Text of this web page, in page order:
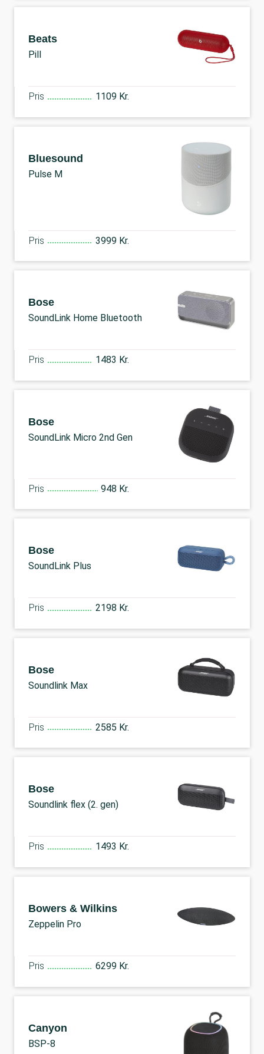
Beats
Pill
Pris 1109 Kr.
Bluesound
Pulse M
Pris 3999 Kr.
Bose
SoundLink Home Bluetooth
Pris 1483 Kr.
Bose
SoundLink Micro 2nd Gen
Pris 948 Kr.
Bose
SoundLink Plus
Pris 2198 Kr.
Bose
Soundlink Max
Pris 2585 Kr.
Bose
Soundlink flex (2. gen)
Pris 1493 Kr.
Bowers & Wilkins
Zeppelin Pro
Pris 6299 Kr.
Canyon
BSP-8